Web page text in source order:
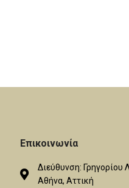
Επικοινωνία
Διεύθυνση: Γρηγορίου
Αθήνα, Αττική